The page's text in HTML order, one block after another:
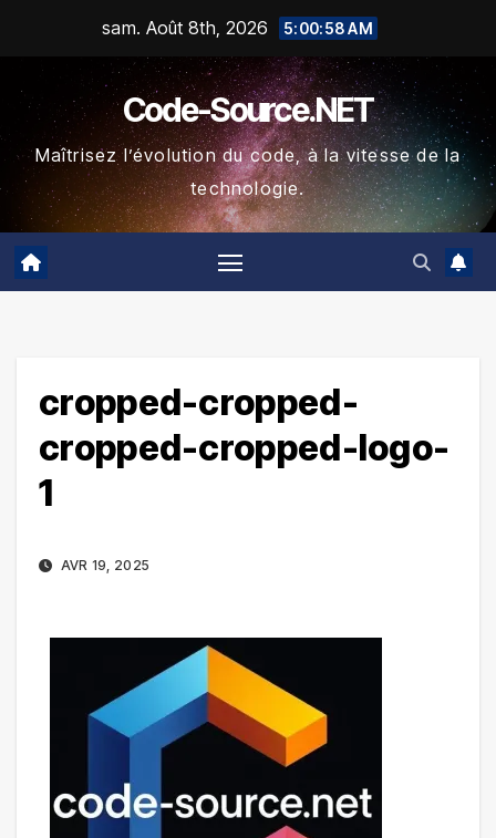
sam. Août 8th, 2026 5:00:59 AM
Code-Source.NET
Maîtrisez l’évolution du code, à la vitesse de la
technologie.
cropped-cropped-
cropped-cropped-logo-
1
AVR 19, 2025